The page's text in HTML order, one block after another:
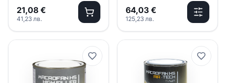
21,08 €
41,23 лв.
64,03 €
125,23 лв.